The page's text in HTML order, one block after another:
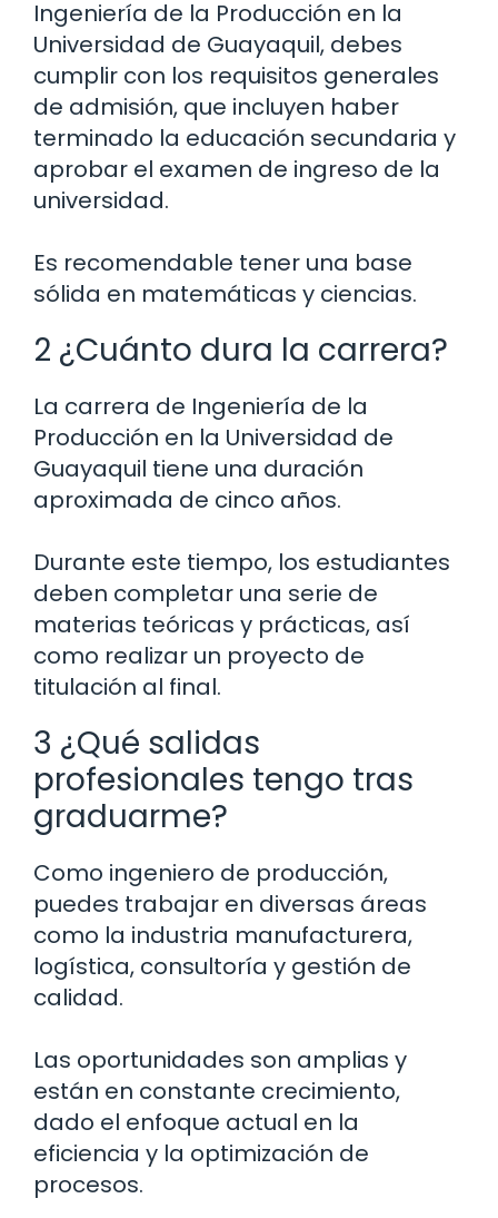
Ingeniería de la Producción en la
Universidad de Guayaquil, debes
cumplir con los requisitos generales
de admisión, que incluyen haber
terminado la educación secundaria y
aprobar el examen de ingreso de la
universidad.
Es recomendable tener una base
sólida en matemáticas y ciencias.
2 ¿Cuánto dura la carrera?
La carrera de Ingeniería de la
Producción en la Universidad de
Guayaquil tiene una duración
aproximada de cinco años.
Durante este tiempo, los estudiantes
deben completar una serie de
materias teóricas y prácticas, así
como realizar un proyecto de
titulación al final.
3 ¿Qué salidas
profesionales tengo tras
graduarme?
Como ingeniero de producción,
puedes trabajar en diversas áreas
como la industria manufacturera,
logística, consultoría y gestión de
calidad.
Las oportunidades son amplias y
están en constante crecimiento,
dado el enfoque actual en la
eficiencia y la optimización de
procesos.